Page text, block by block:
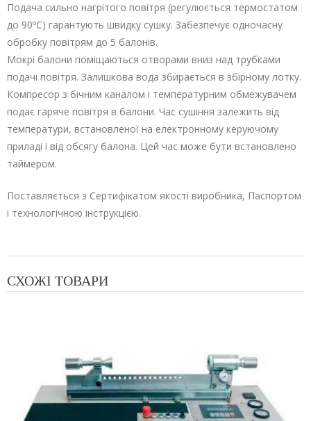
Подача сильно нагрітого повітря (регулюється термостатом
до 90ºС) гарантують швидку сушку. Забезпечує одночасну
обробку повітрям до 5 балонів.
Мокрі балони поміщаються отворами вниз над трубками
подачі повітря. Залишкова вода збирається в збірному лотку.
Компресор з бічним каналом і температурним обмежувачем
подає гаряче повітря в балони. Час сушіння залежить від
температури, встановленої на електронному керуючому
приладі і від обсягу балона. Цей час може бути встановлено
таймером.
Поставляється з Сертифікатом якості виробника, Паспортом
і технологічною інструкцією.
СХОЖІ ТОВАРИ